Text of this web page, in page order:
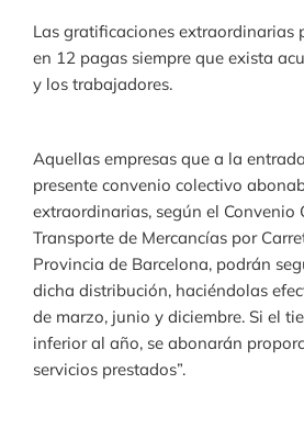
Las gratificaciones extraordinarias
en 12 pagas siempre que exista
y los trabajadores.
Aquellas empresas que a la
presente convenio colectivo
extraordinarias, según el Convenio
Transporte de Mercancías por
Provincia de Barcelona, podrán
dicha distribución, haciéndolas
de marzo, junio y diciembre. Si el
inferior al año, se abonarán
servicios prestados”.